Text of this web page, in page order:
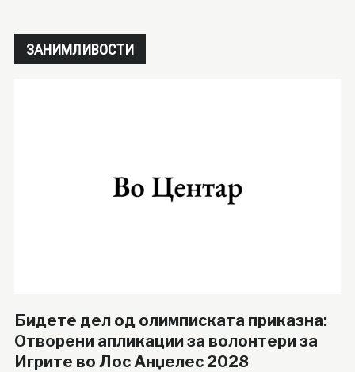
ЗАНИМЛИВОСТИ
Бидете дел од олимписката приказна:
Отворени апликации за волонтери за
Игрите во Лос Анџелес 2028